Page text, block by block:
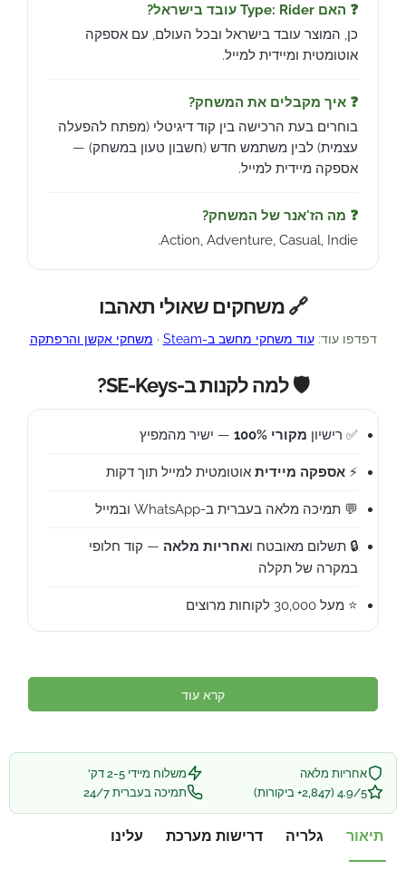
❓ האם Type: Rider עובד בישראל?
כן, המוצר עובד בישראל ובכל העולם, עם אספקה
אוטומטית ומיידית למייל.
❓ איך מקבלים את המשחק?
בוחרים בעת הרכישה בין קוד דיגיטלי (מפתח להפעלה
עצמית) לבין משתמש חדש (חשבון טעון במשחק) —
אספקה מיידית למייל.
❓ מה הז'אנר של המשחק?
Action, Adventure, Casual, Indie.
🔗 משחקים שאולי תאהבו
דפדפו עוד:עוד משחקי מחשב ב-Steam · משחקי אקשן והרפתקה
🛡️ למה לקנות ב-SE-Keys?
✅ רישיון מקורי 100% — ישיר מהמפיץ
⚡ אספקה מיידית אוטומטית למייל תוך דקות
💬 תמיכה מלאה בעברית ב-WhatsApp ובמייל
🔒 תשלום מאובטח ואחריות מלאה — קוד חלופי
במקרה של תקלה
⭐ מעל 30,000 לקוחות מרוצים
קרא עוד
אחריות מלאה
משלוח מיידי 2-5 דק'
4.9/5 (2,847+ ביקורות)
תמיכה בעברית 24/7
תיאור גלריה דרישות מערכת עלינו